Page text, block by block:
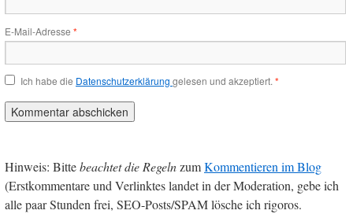
E-Mail-Adresse *
Ich habe die Datenschutzerklärung gelesen und akzeptiert. *
Hinweis: Bittebeachtet die RegelnzumKommentieren im Blog
(Erstkommentare und Verlinktes landet in der Moderation, gebe ich
alle paar Stunden frei, SEO-Posts/SPAM lösche ich rigoros.